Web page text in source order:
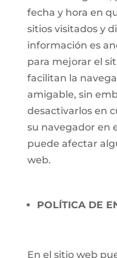
fecha y hora en
sitios visitados y
información es
para mejorar el
facilitan la
amigable, sin
desactivarlos en
su navegador en
puede afectar
web.
POLÍTICA DE
En el sitio web